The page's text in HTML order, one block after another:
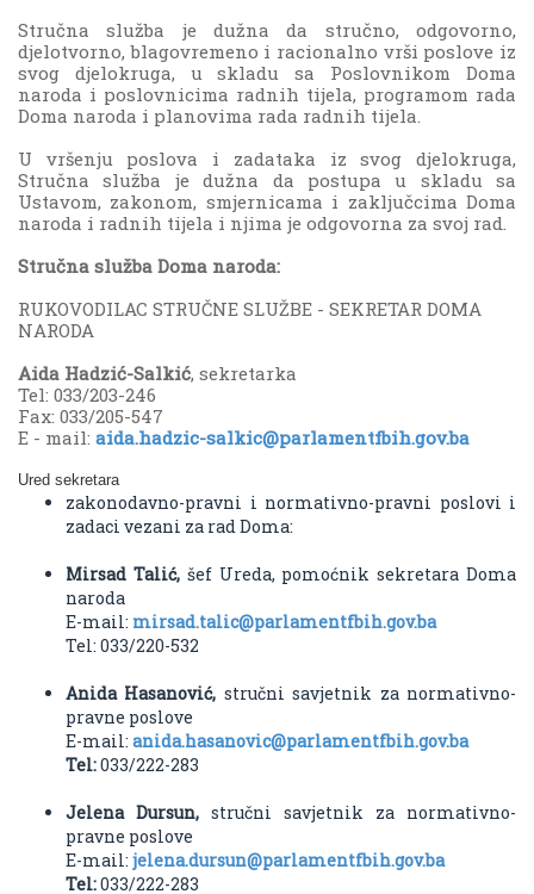
Stručna služba je dužna da stručno, odgovorno,
djelotvorno, blagovremeno i racionalno vrši poslove iz
svog djelokruga, u skladu sa Poslovnikom Doma
naroda i poslovnicima radnih tijela, programom rada
Doma naroda i planovima rada radnih tijela.
U vršenju poslova i zadataka iz svog djelokruga,
Stručna služba je dužna da postupa u skladu sa
Ustavom, zakonom, smjernicama i zaključcima Doma
naroda i radnih tijela i njima je odgovorna za svoj rad.
Stručna služba Doma naroda:
RUKOVODILAC STRUČNE SLUŽBE - SEKRETAR DOMA
NARODA
Aida Hadzić-Salkić, sekretarka
Tel: 033/203-246
Fax: 033/205-547
E - mail: aida.hadzic-salkic@parlamentfbih.gov.ba
Ured sekretara
zakonodavno-pravni i normativno-pravni poslovi i
zadaci vezani za rad Doma:
Mirsad Talić, šef Ureda, pomoćnik sekretara Doma
naroda
E-mail: mirsad.talic@parlamentfbih.gov.ba
Tel: 033/220-532
Anida Hasanović, stručni savjetnik za normativno-
pravne poslove
E-mail: anida.hasanovic@parlamentfbih.gov.ba
Tel:033/222-283
Jelena Dursun, stručni savjetnik za normativno-
pravne poslove
E-mail: jelena.dursun@parlamentfbih.gov.ba
Tel:033/222-283